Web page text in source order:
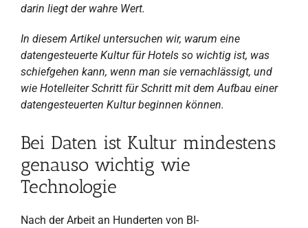
darin liegt der wahre Wert.
In diesem Artikel untersuchen wir, warum eine
datengesteuerte Kultur für Hotels so wichtig ist, was
schiefgehen kann, wenn man sie vernachlässigt, und
wie Hotelleiter Schritt für Schritt mit dem Aufbau einer
datengesteuerten Kultur beginnen können.
Bei Daten ist Kultur mindestens
genauso wichtig wie
Technologie
Nach der Arbeit an Hunderten von BI-